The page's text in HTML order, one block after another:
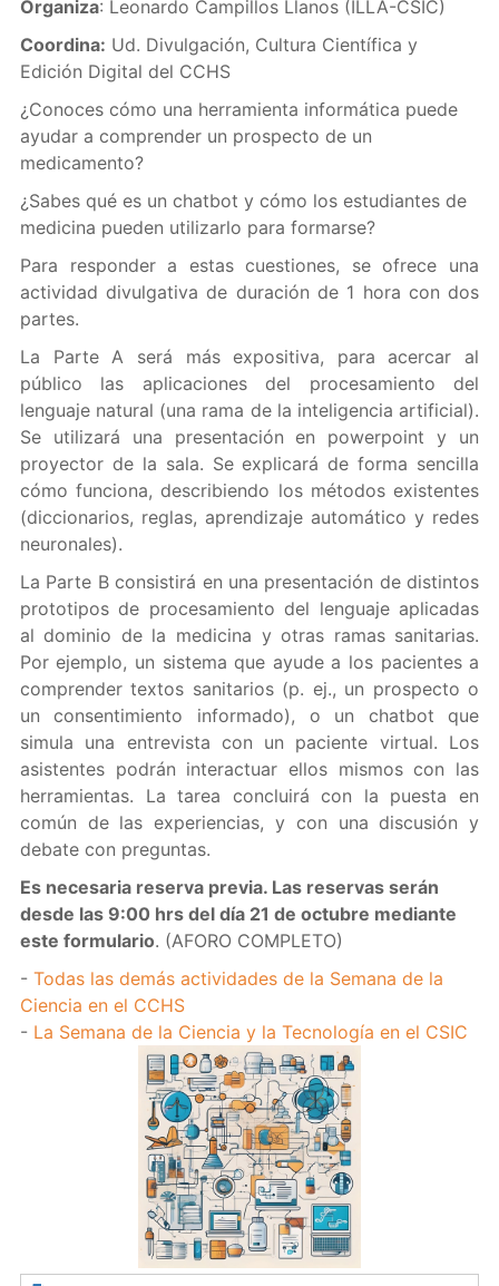
Organiza: Leonardo Campillos Llanos (ILLA-CSIC)
Coordina: Ud. Divulgación, Cultura Científica y
Edición Digital del CCHS
¿Conoces cómo una herramienta informática puede
ayudar a comprender un prospecto de un
medicamento?
¿Sabes qué es un chatbot y cómo los estudiantes de
medicina pueden utilizarlo para formarse?
Para responder a estas cuestiones, se ofrece una
actividad divulgativa de duración de 1 hora con dos
partes.
La Parte A será más expositiva, para acercar al
público las aplicaciones del procesamiento del
lenguaje natural (una rama de la inteligencia artificial).
Se utilizará una presentación en powerpoint y un
proyector de la sala. Se explicará de forma sencilla
cómo funciona, describiendo los métodos existentes
(diccionarios, reglas, aprendizaje automático y redes
neuronales).
La Parte B consistirá en una presentación de distintos
prototipos de procesamiento del lenguaje aplicadas
al dominio de la medicina y otras ramas sanitarias.
Por ejemplo, un sistema que ayude a los pacientes a
comprender textos sanitarios (p. ej., un prospecto o
un consentimiento informado), o un chatbot que
simula una entrevista con un paciente virtual. Los
asistentes podrán interactuar ellos mismos con las
herramientas. La tarea concluirá con la puesta en
común de las experiencias, y con una discusión y
debate con preguntas.
Es necesaria reserva previa. Las reservas serán
desde las 9:00 hrs del día 21 de octubre mediante
este formulario. (AFORO COMPLETO)
- Todas las demás actividades de la Semana de la
Ciencia en el CCHS
- La Semana de la Ciencia y la Tecnología en el CSIC